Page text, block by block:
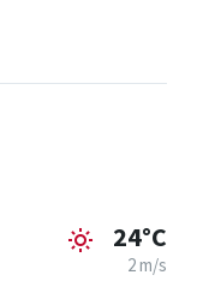
24°C
2 m/s